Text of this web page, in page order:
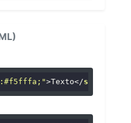
>Texto</span